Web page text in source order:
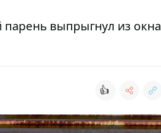
выпрыгнул из окна
👍